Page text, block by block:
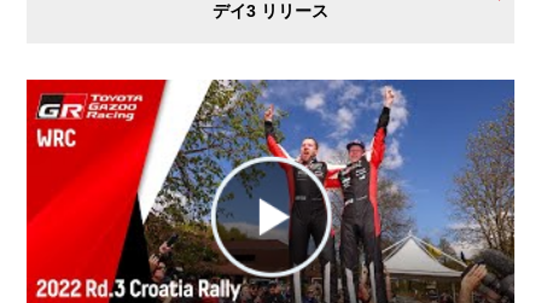
デイ3 リリース